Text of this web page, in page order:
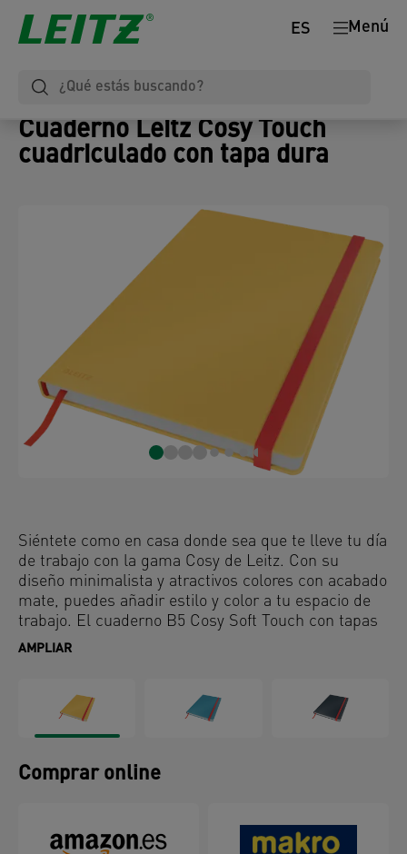
Menú
ES
Cuaderno Leitz Cosy Touch
cuadriculado con tapa dura
Siéntete como en casa donde sea que te lleve tu día
de trabajo con la gama Cosy de Leitz. Con su
diseño minimalista y atractivos colores con acabado
mate, puedes añadir estilo y color a tu espacio de
trabajo. El cuaderno B5 Cosy Soft Touch con tapas
duras es ideal para tomar notas a diario y su diseño
de calidad premium es el complemento perfecto
para tu hogar u oficina para garantizar que te
mantengas relajado y productivo durante todo el
día.
AMPLIAR
Comprar online